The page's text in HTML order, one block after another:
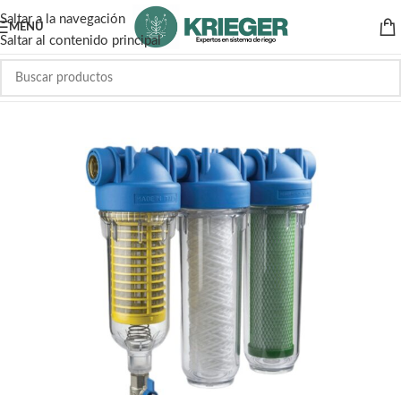
Saltar a la navegación
Saltar al contenido principal
MENÚ